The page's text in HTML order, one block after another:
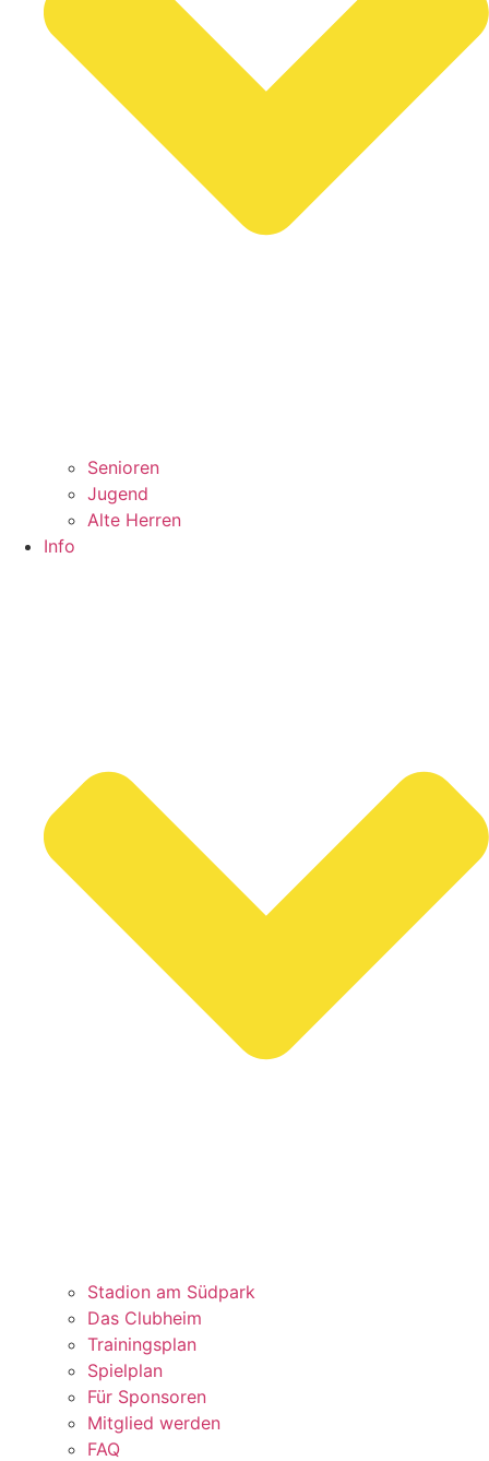
Senioren
Jugend
Alte Herren
Info
Stadion am Südpark
Das Clubheim
Trainingsplan
Spielplan
Für Sponsoren
Mitglied werden
FAQ